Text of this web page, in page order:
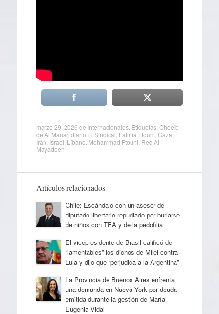
marzo 29, 2026 de Internacionales. Etiquetas:Choeib
de Al Manar, diario El Sindical Fatima Ftouni Gaza
Irán Israel Líbano Mohammad Ftouni Red Al
Mayadeen
Artículos relacionados
Chile: Escándalo con un asesor de
diputado libertario repudiado por burlarse
de niños con TEA y de la pedofilia
El vicepresidente de Brasil calificó de
“lamentables” los dichos de Milei contra
Lula y dijo que “perjudica a la Argentina”
La Provincia de Buenos Aires enfrenta
una demanda en Nueva York por deuda
emitida durante la gestión de María
Eugenia Vidal